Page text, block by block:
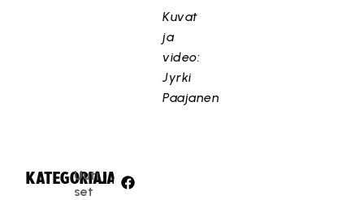
Kuvat
ja
video:
Jyrki
Paajanen
KATEGORIA:
Uuti
set
JAA: